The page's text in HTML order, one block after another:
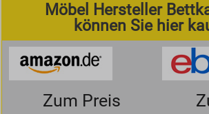
Möbel Hersteller
können Sie hier
Zum Preis